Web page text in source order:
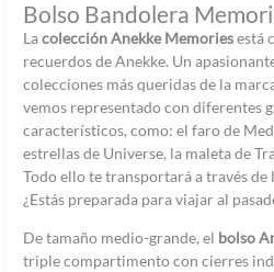
Bolso Bandolera
Lacolección Anekke Memoriesestá
recuerdos de Anekke. Un
colecciones más queridas de la
vemos representado con diferentes
característicos, como: el faro de
estrellas de Universe, la maleta de
Todo ello te transportará a través de
¿Estás preparada para viajar al
De tamaño medio-grande, el bolso
triple compartimento con cierres